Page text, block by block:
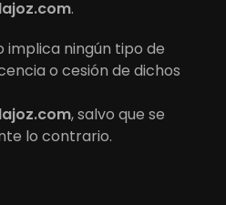
.
implica ningún tipo de
o cesión de dichos
, salvo que se
lo contrario.